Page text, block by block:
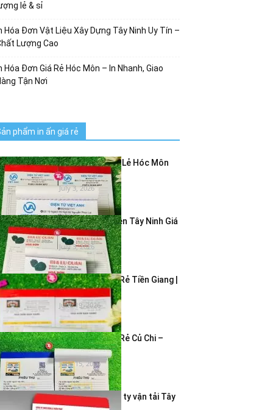
lẻ & sỉ
Hóa Đơn Vật Liệu Xây Dựng Tây Ninh Uy Tín –
Lượng Cao
Hóa Đơn Giá Rẻ Hóc Môn – In Nhanh, Giao
Tận Nơi
phẩm in ấn giá rẻ
In Hóa Đơn Bán Lẻ Hóc Môn
Giá Rẻ – In...
July 3, 2026
In Hóa Đơn 2 Liên Tây Ninh Giá
Rẻ | In...
July 3, 2026
In Hóa Đơn Giá Rẻ Tiền Giang |
In Hóa Đơn...
June 19, 2026
In Hóa Đơn Giá Rẻ Củ Chi –
Dịch Vụ In...
June 15, 2026
In bao thư công ty vận tải Tây